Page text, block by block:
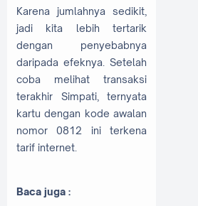
Karena jumlahnya sedikit,
jadi kita lebih tertarik
dengan penyebabnya
daripada efeknya. Setelah
coba melihat transaksi
terakhir Simpati, ternyata
kartu dengan kode awalan
nomor 0812 ini terkena
tarif internet.
Baca juga :